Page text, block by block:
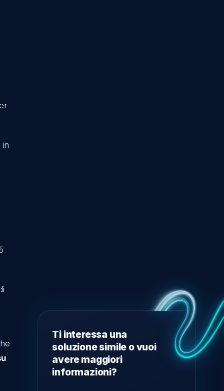
di
per
terroir in
con i
di oltre 5
ad aziende di